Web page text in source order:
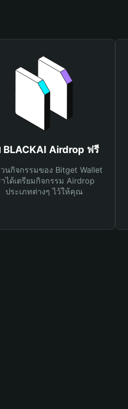
BLACKAI Airdrop ฟรี
นกิจกรรมของ Bitget Wallet
าได้เตรียมกิจกรรม Airdrop
ประเภทต่างๆ ไว้ให้คุณ